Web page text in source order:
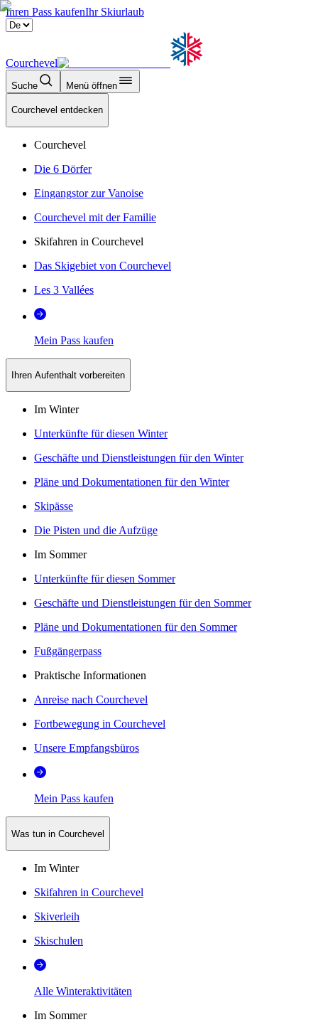
Ihren Pass kaufenIhr Skiurlaub
Courchevel
Suche Menü öffnen
Courchevel entdecken
Courchevel
Die 6 Dörfer
Eingangstor zur Vanoise
Courchevel mit der Familie
Skifahren in Courchevel
Das Skigebiet von Courchevel
Les 3 Vallées
Mein Pass kaufen
Ihren Aufenthalt vorbereiten
Im Winter
Unterkünfte für diesen Winter
Geschäfte und Dienstleistungen für den Winter
Pläne und Dokumentationen für den Winter
Skipässe
Die Pisten und die Aufzüge
Im Sommer
Unterkünfte für diesen Sommer
Geschäfte und Dienstleistungen für den Sommer
Pläne und Dokumentationen für den Sommer
Fußgängerpass
Praktische Informationen
Anreise nach Courchevel
Fortbewegung in Courchevel
Unsere Empfangsbüros
Mein Pass kaufen
Was tun in Courchevel
Im Winter
Skifahren in Courchevel
Skiverleih
Skischulen
Alle Winteraktivitäten
Im Sommer